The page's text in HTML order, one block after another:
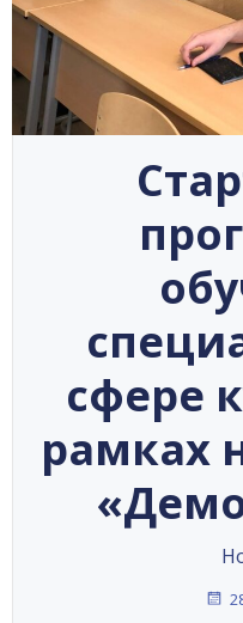
сфере
рамках